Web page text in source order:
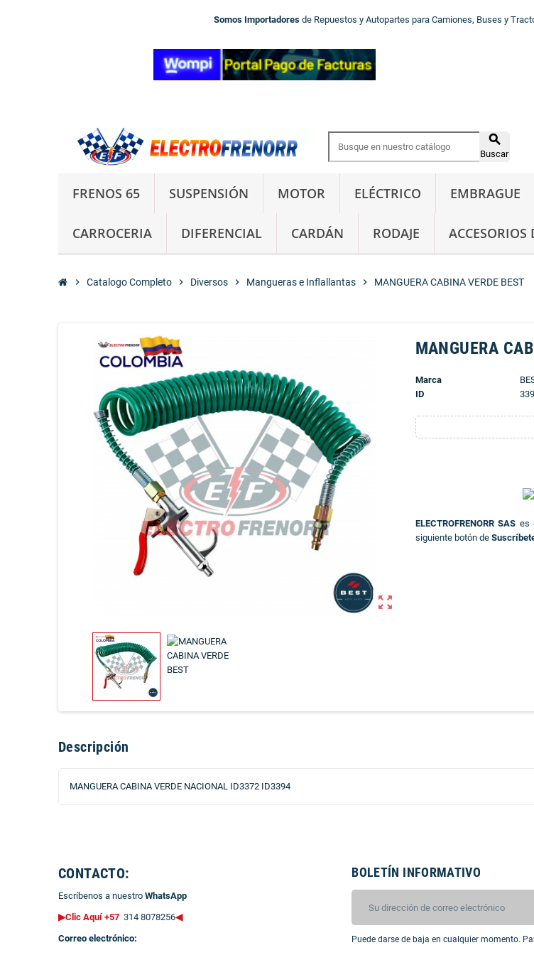
Somos Importadores de Repuestos y Autopartes para Camiones, Buses y

Buscar
FRENOS 65 SUSPENSIÓN MOTOR ELÉCTRICO EMBRAGUE
CARROCERIA DIFERENCIAL CARDÁN RODAJE ACCESORIOS
chevron_right Catalogo Completo chevron_right Diversos chevron_right Mangueras e Inflallantas chevron_right MANGUERA CABINA VERDE BEST
zoom_out_map
MANGUERA
Marca
ID
ELECTROFRENORR SAS es
siguiente botón de
Descripción
MANGUERA CABINA VERDE NACIONAL ID3372 ID3394
CONTACTO:
Escríbenos a nuestro WhatsApp
▶Clic Aquí +57 314 8078256◀
Correo electrónico:
BOLETÍN INFORMATIVO
Puede darse de baja en cualquier momento.